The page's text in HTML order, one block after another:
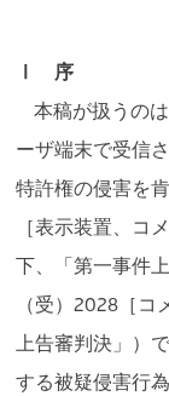
Ⅰ 序
本稿が扱うの
ーザ端末で受信
特許権の侵害を
［表示装置、コ
下、「第一事件
（受）2028［
上告審判決」）
する被疑侵害行